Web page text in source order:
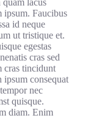
lacus
ipsum. Faucibus
id neque
ut tristique et.
egestas
cras sed
cras tincidunt
consequat
nec
quisque.
diam. Enim